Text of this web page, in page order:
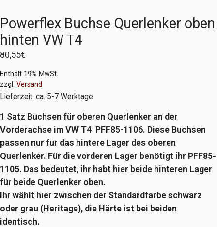
Powerflex Buchse Querlenker oben
hinten VW T4
80,55€
Enthält 19% MwSt.
zzgl. Versand
Lieferzeit: ca. 5-7 Werktage
1 Satz Buchsen für oberen Querlenker an der
Vorderachse im VW T4 PFF85-1106. Diese Buchsen
passen nur für das hintere Lager des oberen
Querlenker. Für die vorderen Lager benötigt ihr PFF85-
1105. Das bedeutet, ihr habt hier beide hinteren Lager
für beide Querlenker oben.
Ihr wählt hier zwischen der Standardfarbe schwarz
oder grau (Heritage), die Härte ist bei beiden
identisch.